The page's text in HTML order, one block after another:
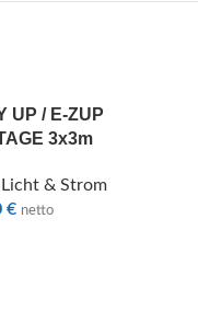
UP / E-ZUP
3x3m
Licht & Strom
€ netto